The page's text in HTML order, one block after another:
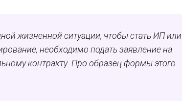
жизненной ситуации, чтобы стать ИП или
необходимо подать заявление на
контракту. Про образец формы этого